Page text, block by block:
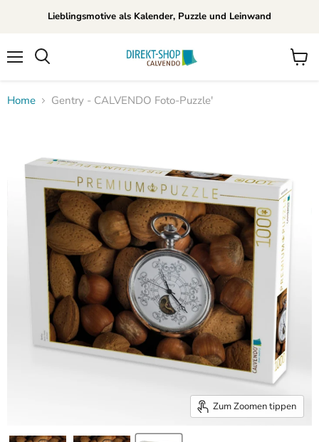
Lieblingsmotive als Kalender, Puzzle und Leinwand
Home Gentry - CALVENDO Foto-Puzzle'
Zum Zoomen tippen